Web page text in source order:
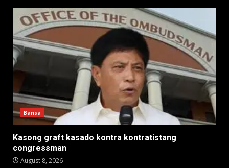
Bansa
Kasong graft kasado kontra kontratistang
congressman
August 8, 2026